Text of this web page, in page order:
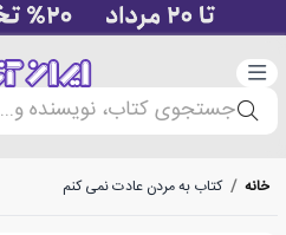
دسته‌بندی
جستجوی کتاب، نویسنده و...
خانه / کتاب به مردن عادت نمی کنم